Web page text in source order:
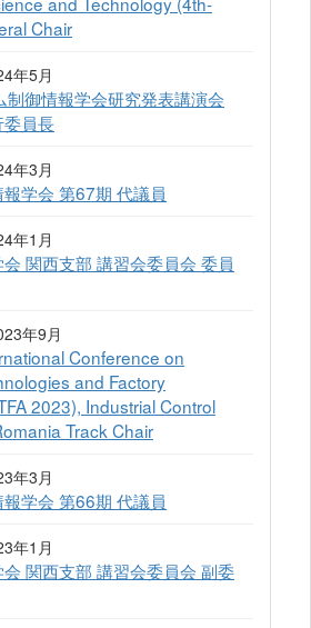
Chair
年5月
御情報学会研究発表講演会
員長
年3月
学会 第67期 代議員
年1月
関西支部 講習会委員会 委員
年9月
Conference on
and Factory
2023), Industrial Control
Track Chair
年3月
学会 第66期 代議員
年1月
関西支部 講習会委員会 副委